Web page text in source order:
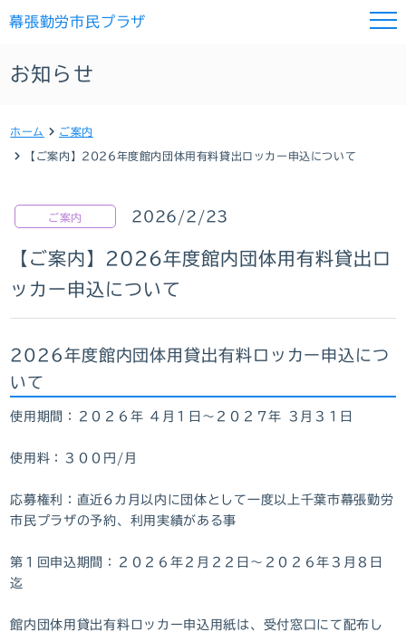
幕張勤労市民プラザ
お知らせ
ホーム ご案内
【ご案内】2026年度館内団体用有料貸出ロッカー申込について
ご案内 2026/2/23
【ご案内】2026年度館内団体用有料貸出ロ
ッカー申込について
2026年度館内団体用貸出有料ロッカー申込につ
いて
使用期間：２０２６年 ４月１日～２０２７年 ３月３１日
使用料：３００円/月
応募権利：直近6カ月以内に団体として一度以上千葉市幕張勤労
市民プラザの予約、利用実績がある事
第１回申込期間：２０２６年２月２２日～２０２６年３月８日
迄
館内団体用貸出有料ロッカー申込用紙は、受付窓口にて配布し